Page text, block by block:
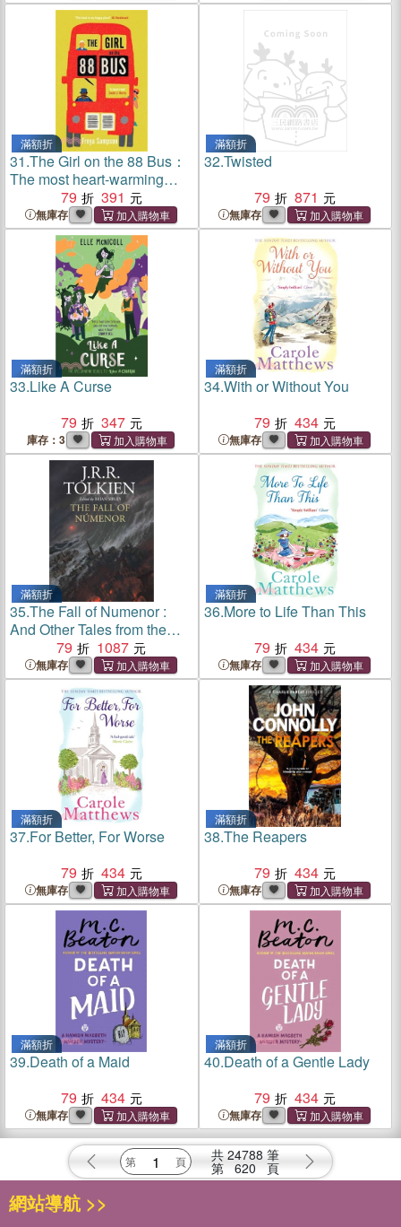
滿額折
31.The Girl on the 88 Bus：
The most heart-warming
novel of 2022, perfect for
fans of Jojo Moyes
79 391
無庫存
滿額折
32.Twisted
79
871
無庫存
滿額折
33.Like A Curse
79
347
庫存：3
滿額折
34.With or Without You
79
434
無庫存
滿額折
35.The Fall of Numenor :
And Other Tales from the
Second Age of Middle-Earth
79 1087
無庫存
滿額折
36.More to Life Than This
79
434
無庫存
滿額折
37.For Better, For Worse
79
434
無庫存
滿額折
38.The Reapers
79
434
無庫存
滿額折
39.Death of a Maid
79
434
無庫存
滿額折
40.Death of a Gentle Lady
79
434
無庫存
共 24788 筆
第 620 頁
網站導航 >>